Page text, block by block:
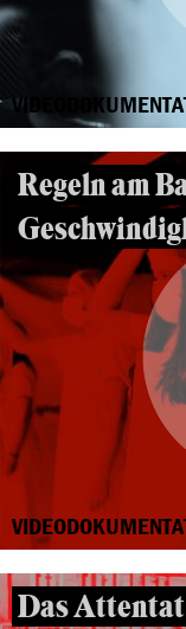
Regeln am
Das